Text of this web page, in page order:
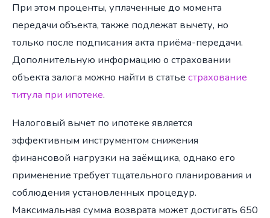
При этом проценты, уплаченные до момента
передачи объекта, также подлежат вычету, но
только после подписания акта приёма-передачи.
Дополнительную информацию о страховании
объекта залога можно найти в статье страхование
титула при ипотеке.
Налоговый вычет по ипотеке является
эффективным инструментом снижения
финансовой нагрузки на заёмщика, однако его
применение требует тщательного планирования и
соблюдения установленных процедур.
Максимальная сумма возврата может достигать 650